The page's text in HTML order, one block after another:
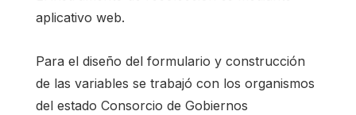
aplicativo web.
Para el diseño del formulario y construcción
de las variables se trabajó con los organismos
del estado Consorcio de Gobiernos